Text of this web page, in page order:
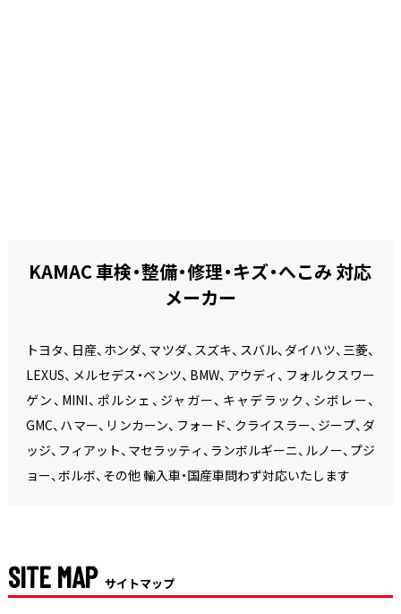
KAMAC 車検・整備・修理・キズ・へこみ 対応
メーカー
トヨタ、日産、ホンダ、マツダ、スズキ、スバル、ダイハツ、三菱、
LEXUS、メルセデス・ベンツ、BMW、アウディ、フォルクスワー
ゲン、MINI、ポルシェ、ジャガー、キャデラック、シボレー、
GMC、ハマー、リンカーン、フォード、クライスラー、ジープ、ダ
ッジ、フィアット、マセラッティ、ランボルギーニ、ルノー、プジ
ョー、ボルボ、その他 輸入車・国産車問わず対応いたします
SITE MAP サイトマップ